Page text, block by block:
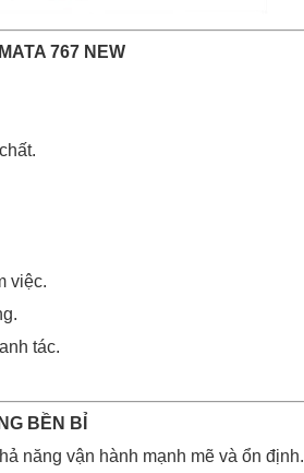
767 NEW
việc.
tác.
BỀN BỈ
năng vận hành mạnh mẽ và ổn định.